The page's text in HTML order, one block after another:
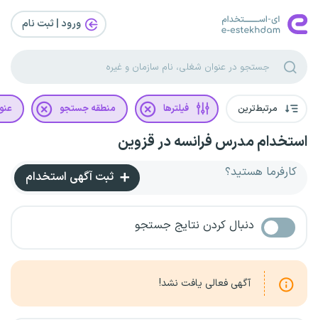
ورود | ثبت‌ نام
مرتبط‌ترین فیلترها منطقه جستجو
استخدام مدرس فرانسه در قزوین
کارفرما هستید؟ ثبت آگهی استخدام
دنبال کردن نتایج جستجو
آگهی فعالی یافت نشد!